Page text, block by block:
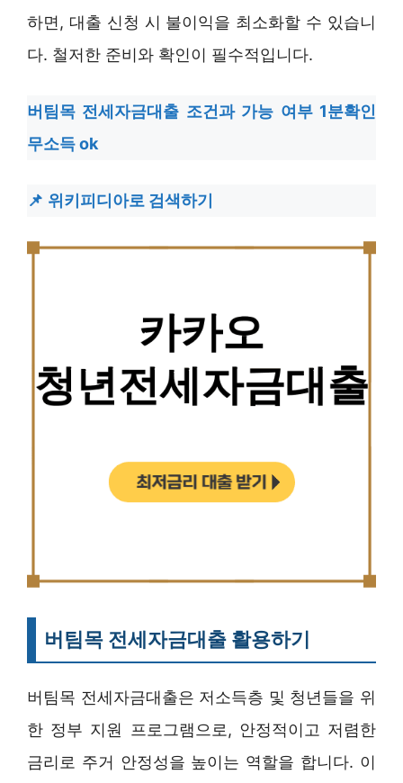
하면, 대출 신청 시 불이익을 최소화할 수 있습니
다. 철저한 준비와 확인이 필수적입니다.
버팀목 전세자금대출 조건과 가능 여부 1분확인
무소득 ok
위키피디아로 검색하기
버팀목 전세자금대출 활용하기
버팀목 전세자금대출은 저소득층 및 청년들을 위
한 정부 지원 프로그램으로, 안정적이고 저렴한
금리로 주거 안정성을 높이는 역할을 합니다. 이